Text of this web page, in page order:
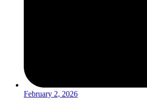
February 2, 2026